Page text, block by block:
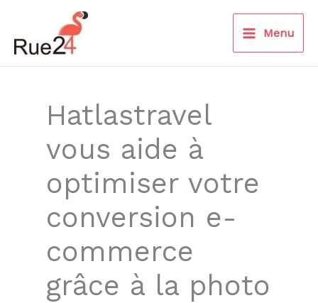
contenu
Menu
Hatlastravel
vous aide à
optimiser votre
conversion e-
commerce
grâce à la photo